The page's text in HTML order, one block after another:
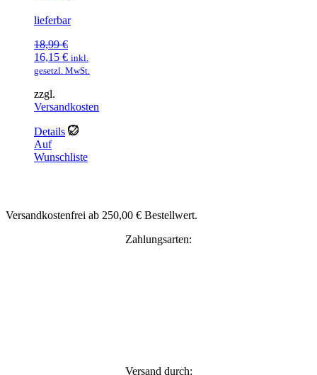
lieferbar
18,99€
Ursprünglicher
Preis
18,99 €
16,15 €Aktueller
Preis
inkl.
gesetzl. MwSt.
zzgl.
Versandkosten
Details
Auf
Wunschliste
Versandkostenfrei ab 250,00 € Bestellwert.
Zahlungsarten:
Versand durch: